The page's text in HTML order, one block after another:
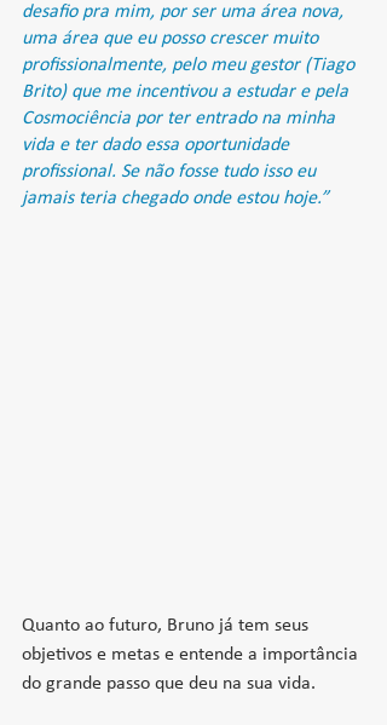
desafio pra mim, por ser uma área nova,
uma área que eu posso crescer muito
profissionalmente, pelo meu gestor (Tiago
Brito) que me incentivou a estudar e pela
Cosmociência por ter entrado na minha
vida e ter dado essa oportunidade
profissional. Se não fosse tudo isso eu
jamais teria chegado onde estou hoje.”
Quanto ao futuro, Bruno já tem seus
objetivos e metas e entende a importância
do grande passo que deu na sua vida.